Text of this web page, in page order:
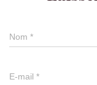
Nom *
E-mail *